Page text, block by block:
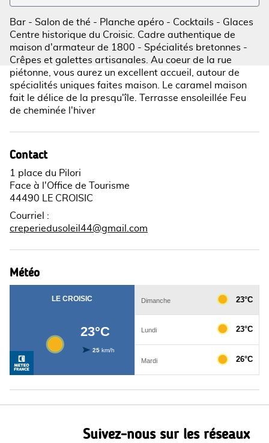
Bar - Salon de thé - Planche apéro - Cocktails - Glaces
Centre historique du Croisic. Cadre authentique de
maison d'armateur de 1800 - Spécialités bretonnes -
Crêpes et galettes artisanales. Au coeur de la rue
piétonne, vous aurez un excellent accueil, autour de
spécialités uniques faites maison. Le caramel maison
fait le délice de la presqu'île. Terrasse ensoleillée Feu
de cheminée l'hiver
Contact
1 place du Pilori
Face à l'Office de Tourisme
44490 LE CROISIC
Courriel
:
creperiedusoleil44@gmail.com
Météo
Suivez-nous sur les réseaux